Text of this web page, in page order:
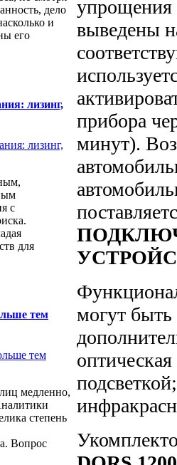
дело
и
его
лизинг,
с
для
тем
медленно,
степень
Вопрос
упрощения
выведены
прибора
минут).
могут